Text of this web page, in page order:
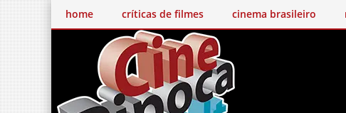
home críticas de filmes cinema brasileiro